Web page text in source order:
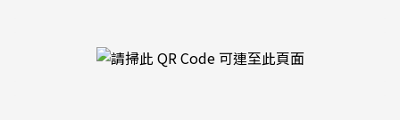
右邊區域內容